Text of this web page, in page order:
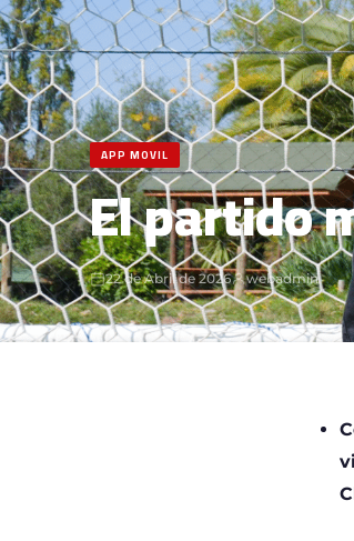
APP MOVIL
El partido
22 de Abril de 2026 webadmin